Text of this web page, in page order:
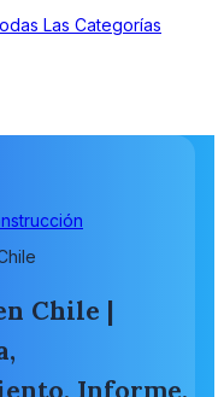
Las Categorías
Chile |